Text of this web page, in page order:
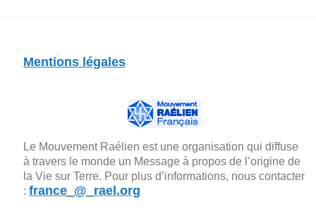
Mentions légales
Le Mouvement Raélien est une organisation qui diffuse
à travers le monde un Message à propos de l’origine de
la Vie sur Terre. Pour plus d’informations, nous contacter
: france_@_rael.org